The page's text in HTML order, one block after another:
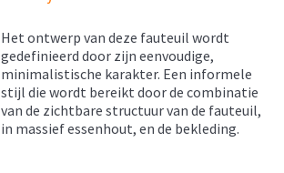
Het ontwerp van deze fauteuil wordt
gedefinieerd door zijn eenvoudige,
minimalistische karakter. Een informele
stijl die wordt bereikt door de combinatie
van de zichtbare structuur van de fauteuil,
in massief essenhout, en de bekleding.